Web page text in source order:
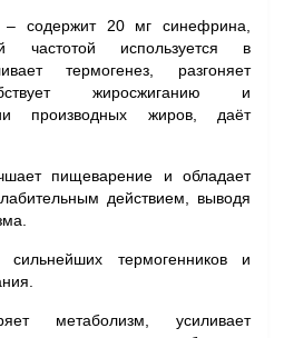
содержит 20 мг синефрина,
частотой используется в
термогенез, разгоняет
жиросжиганию и
производных жиров, даёт
пищеварение и обладает
действием, выводя
термогенников и
метаболизм, усиливает